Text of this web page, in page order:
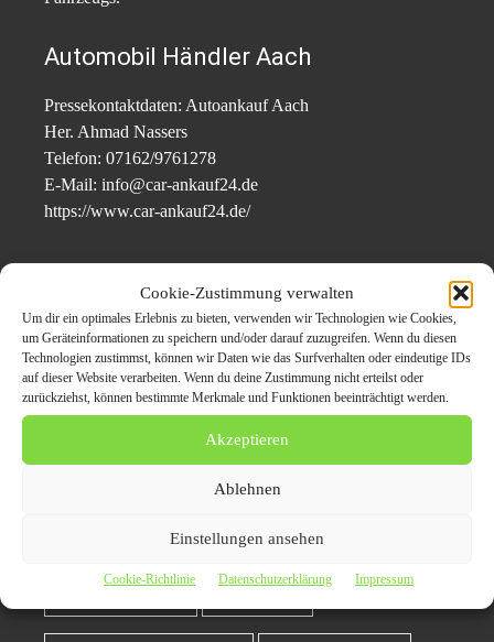
Cookie-Zustimmung verwalten
Um dir ein optimales Erlebnis zu bieten, verwenden wir Technologien wie Cookies,
um Geräteinformationen zu speichern und/oder darauf zuzugreifen. Wenn du diesen
Technologien zustimmst, können wir Daten wie das Surfverhalten oder eindeutige IDs
auf dieser Website verarbeiten. Wenn du deine Zustimmung nicht erteilst oder
zurückziehst, können bestimmte Merkmale und Funktionen beeinträchtigt werden.
Akzeptieren
Ablehnen
Einstellungen ansehen
Cookie-Richtlinie Datenschutzerklärung Impressum
Automobil Händler Aach
Pressekontaktdaten: Autoankauf Aach
Her. Ahmad Nassers
Telefon: 07162/9761278
E-Mail: info@car-ankauf24.de
https://www.car-ankauf24.de/
Themen zum Beitrag
Autoankauf Aach :
Möchten Sie Ihren alten
Gebrauchten zum guten
Preis verkaufen?
autoankauf